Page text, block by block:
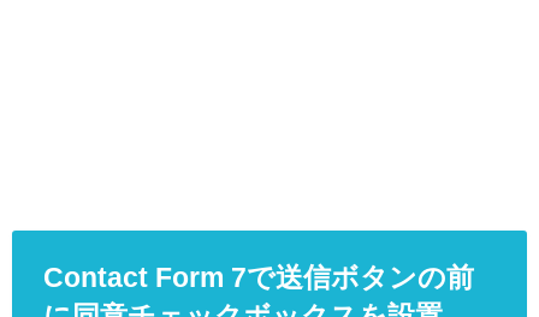
Contact Form 7で送信ボタンの前